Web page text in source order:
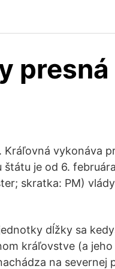
presná
vykonáva
je od 6.
skratka: PM)
dĺžky sa
kráľovstve (a
na severnej